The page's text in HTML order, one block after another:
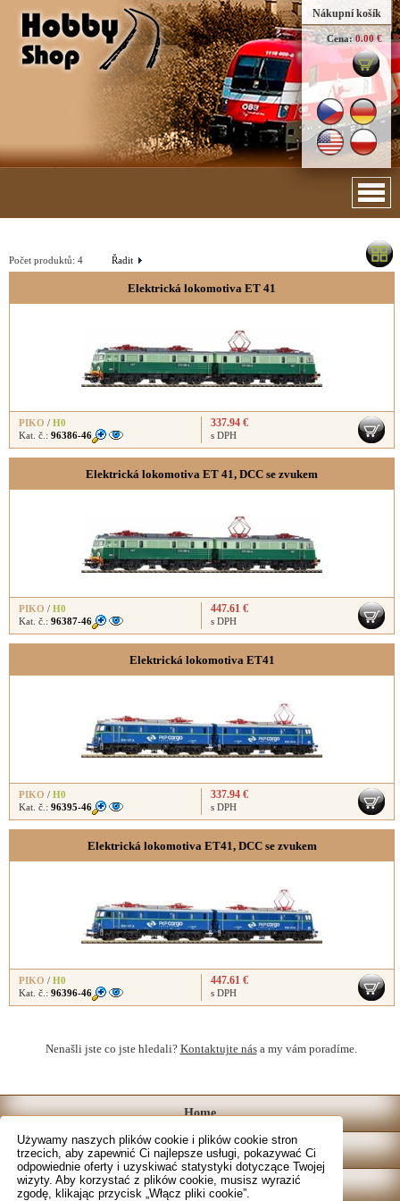
Używamy naszych plików cookie i plików cookie stron
trzecich, aby zapewnić Ci najlepsze usługi, pokazywać Ci
odpowiednie oferty i uzyskiwać statystyki dotyczące Twojej
wizyty. Aby korzystać z plików cookie, musisz wyrazić
zgodę, klikając przycisk „Włącz pliki cookie”.
Nákupní košík
Cena: 0.00 €
Řadit
Počet produktů: 4
Elektrická lokomotiva ET 41
PIKO / H0
Kat. č.: 96386-46
337.94 €
s DPH
Elektrická lokomotiva ET 41, DCC se zvukem
PIKO / H0
Kat. č.: 96387-46
447.61 €
s DPH
Elektrická lokomotiva ET41
PIKO / H0
Kat. č.: 96395-46
337.94 €
s DPH
Elektrická lokomotiva ET41, DCC se zvukem
PIKO / H0
Kat. č.: 96396-46
447.61 €
s DPH
Nenašli jste co jste hledali? Kontaktujte nása my vám poradíme.
Home
Katalog
Sklep